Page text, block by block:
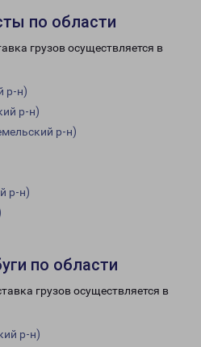
по области
грузов осуществляется в
р-н)
р-н)
р-н)
р-н)
по области
грузов осуществляется в
р-н)